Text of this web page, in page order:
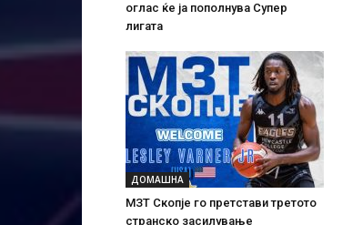
оглас ќе ја пополнува Супер
лигата
ДОМАШНА
МЗТ Скопје го претстави третото
странско засилување